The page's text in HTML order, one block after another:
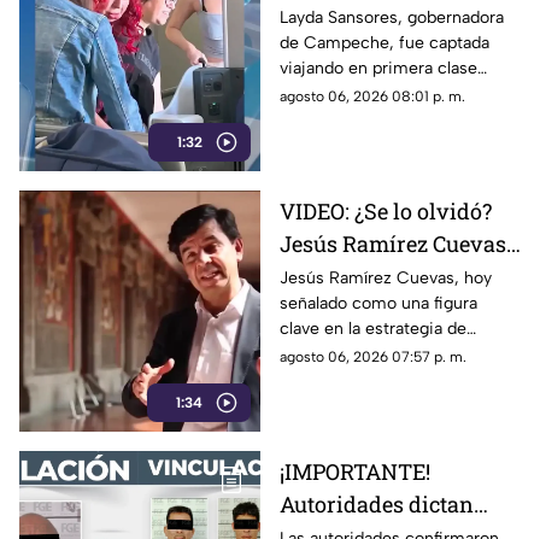
1:32
Layda Sansores
viajando en primera
clase a Madrid; iba con
su hermana titular del
Layda Sansores, gobernadora
de Campeche, fue captada
viajando en primera clase
rumbo a Madrid junto a su
agosto 06, 2026 08:01 p. m.
1:34
VIDEO: ¿Se lo olvidó?
Jesús Ramírez Cuevas,
figura clave en la
estrategia de censura
del gobierno, criticaba
la publicidad para
Jesús Ramírez Cuevas, hoy
señalado como una figura
clave en la estrategia de
censura del gobierno, criticaba
agosto 06, 2026 07:57 p. m.
¡IMPORTANTE!
Autoridades dictan